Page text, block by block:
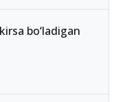
bo‘ladigan